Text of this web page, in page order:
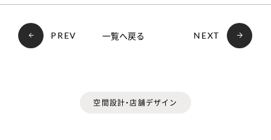
PREV 一覧へ戻る NEXT
空間設計・店舗デザイン